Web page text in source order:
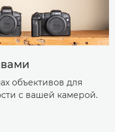
объективов для
с вашей камерой.